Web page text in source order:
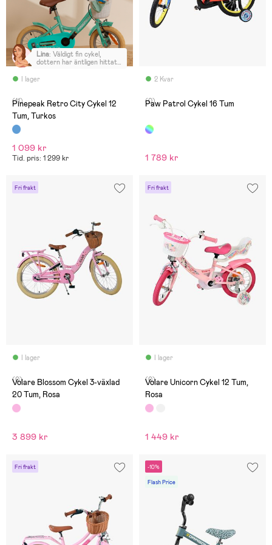
I lager
Lina: Väldigt fin cykel,
dottern har äntligen hittat
når ner till tramporna
(11)
Pinepeak Retro City Cykel 12
Tum, Turkos
1 099 kr
Tid. pris: 1 299 kr
2 Kvar
(0)
Paw Patrol Cykel 16 Tum
1 789 kr
Fri frakt
I lager
(0)
Volare Blossom Cykel 3-växlad
20 Tum, Rosa
3 899 kr
Fri frakt
I lager
(0)
Volare Unicorn Cykel 12 Tum,
Rosa
1 449 kr
Fri frakt -10%
Flash Price